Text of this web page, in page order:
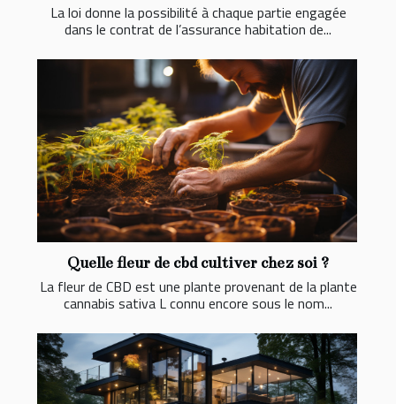
La loi donne la possibilité à chaque partie engagée
dans le contrat de l’assurance habitation de...
Quelle fleur de cbd cultiver chez soi ?
La fleur de CBD est une plante provenant de la plante
cannabis sativa L connu encore sous le nom...